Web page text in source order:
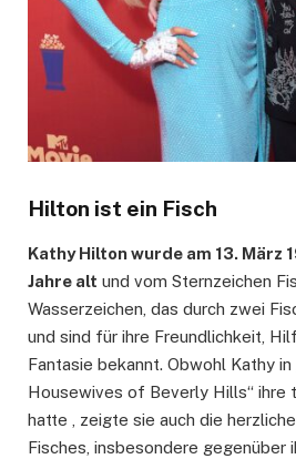
Hilton ist ein Fisch
Kathy Hilton wurde am 13. März
Jahre alt und vom Sternzeichen
Wasserzeichen, das durch zwei
und sind für ihre Freundlichkeit,
Fantasie bekannt. Obwohl Kathy in
Housewives of Beverly Hills“ ihre
hatte , zeigte sie auch die
Fisches, insbesondere gegenüber